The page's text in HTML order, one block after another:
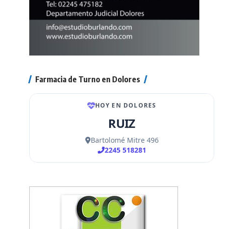
Farmacia de Turno en Dolores